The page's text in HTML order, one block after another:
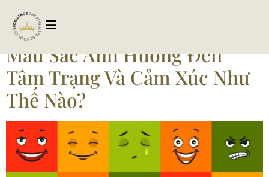
Tag:
Màu Sắc Ảnh Hưởng Đến
Tâm Trạng Và Cảm Xúc Như
Thế Nào?